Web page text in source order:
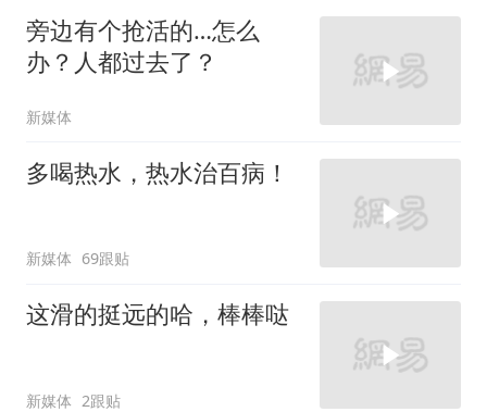
旁边有个抢活的…怎么
办？人都过去了？
新媒体
多喝热水，热水治百病！
新媒体 69跟贴
这滑的挺远的哈，棒棒哒
新媒体 2跟贴